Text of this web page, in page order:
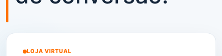
LOJA VIRTUAL